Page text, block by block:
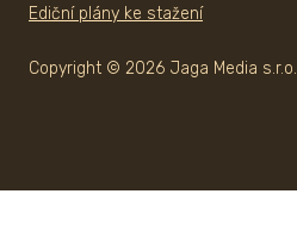
Ediční plány ke stažení
Copyright © 2026 Jaga Media s.r.o.